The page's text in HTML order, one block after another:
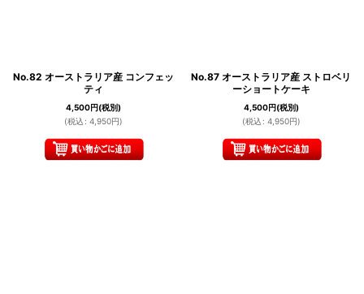
No.82 オーストラリア産 コンフェッ
ティ
4,500円(税別)
(税込 : 4,950円)
No.87 オーストラリア産 ストロベリ
ーショートケーキ
4,500円(税別)
(税込 : 4,950円)